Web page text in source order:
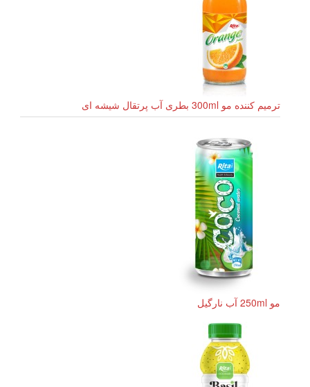
ترمیم کننده مو 300ml بطری آب پرتقال شیشه ای
مو 250ml آب نارگیل